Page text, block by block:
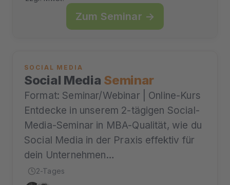
Zum Seminar →
SOCIAL MEDIA
Social Media Seminar
Format: Seminar/Webinar | Online-Kurs
Entdecke in unserem 2-tägigen Social-
Media-Seminar in MBA-Qualität, wie du
Social Media in der Praxis effektiv für
dein Unternehmen…
2-Tages